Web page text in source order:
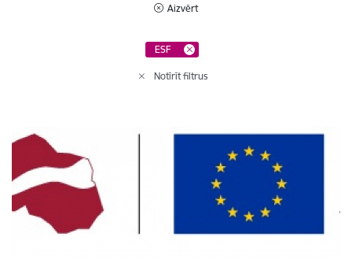
Aizvērt
ESF
Notīrīt filtrus